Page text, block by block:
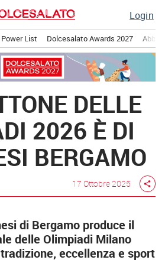
Login
List Dolcesalato Awards 2027
DELLE
2026 È DI
BERGAMO
17 Ottobre 2025 share
di Bergamo produce il
delle Olimpiadi Milano
eccellenza e sport